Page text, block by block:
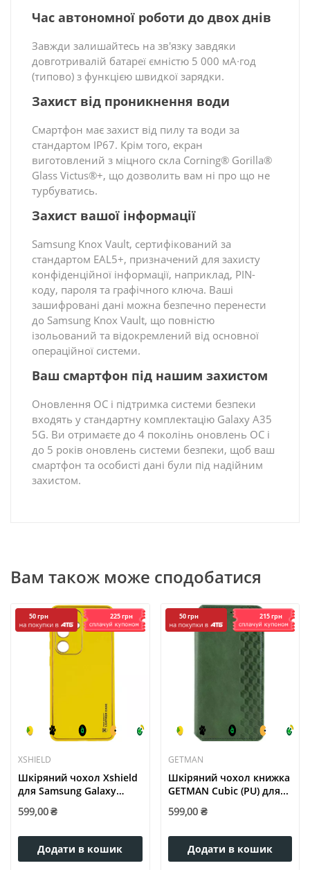
Час автономної роботи до двох днів
Завжди залишайтесь на зв'язку завдяки
довготривалій батареї ємністю 5 000 мА∙год
(типово) з функцією швидкої зарядки.
Захист від проникнення води
Смартфон має захист від пилу та води за
стандартом IP67. Крім того, екран
виготовлений з міцного скла Corning® Gorilla®
Glass Victus®+, що дозволить вам ні про що не
турбуватись.
Захист вашої інформації
Samsung Knox Vault, сертифікований за
стандартом EAL5+, призначений для захисту
конфіденційної інформації, наприклад, PIN-
коду, пароля та графічного ключа. Ваші
зашифровані дані можна безпечно перенести
до Samsung Knox Vault, що повністю
ізольований та відокремлений від основної
операційної системи.
Ваш смартфон під нашим захистом
Оновлення ОС і підтримка системи безпеки
входять у стандартну комплектацію Galaxy A35
5G. Ви отримаєте до 4 поколінь оновлень ОС і
до 5 років оновлень системи безпеки, щоб ваш
смартфон та особисті дані були під надійним
захистом.
Вам також може сподобатися
50 грн 225 грн
XSHIELD
Шкіряний чохол Xshield
для Samsung Galaxy
599,00 ₴
Додати в кошик
50 грн 215 грн
GETMAN
Шкіряний чохол книжка
GETMAN Cubic (PU) для...
599,00 ₴
Додати в кошик